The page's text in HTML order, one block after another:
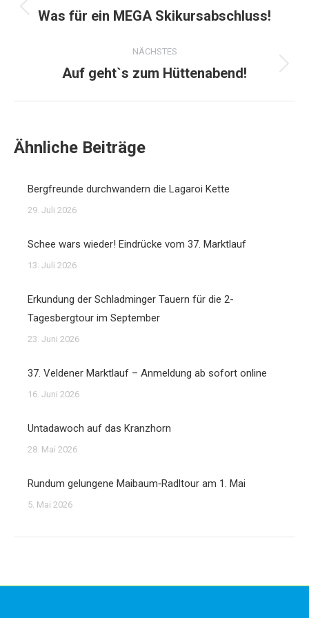
Vorheriger
Was für ein MEGA Skikursabschluss!
NÄCHSTES
Nächster
Auf geht`s zum Hüttenabend!
Ähnliche Beiträge
Bergfreunde durchwandern die Lagaroi Kette
29. Juli 2026
Schee wars wieder! Eindrücke vom 37. Marktlauf
13. Juli 2026
Erkundung der Schladminger Tauern für die 2-
Tagesbergtour im September
23. Juni 2026
37. Veldener Marktlauf – Anmeldung ab sofort online
16. Juni 2026
Untadawoch auf das Kranzhorn
28. Mai 2026
Rundum gelungene Maibaum‑Radltour am 1. Mai
5. Mai 2026